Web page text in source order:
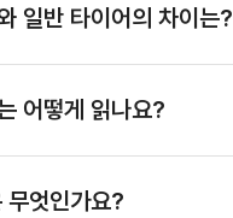
일반 타이어의 차이는?
어떻게 읽나요?
엇인가요?